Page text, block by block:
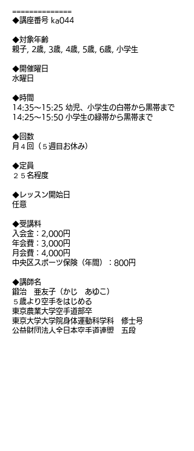
==============
◆講座番号 ka044
◆対象年齢
親子, 2歳, 3歳, 4歳, 5歳, 6歳, 小学生
◆開催曜日
水曜日
◆時間
14:35〜15:25 幼児、小学生の白帯から黒帯まで
14:25〜15:50 小学生の緑帯から黒帯まで
◆回数
月４回（５週目お休み）
◆定員
２５名程度
◆レッスン開始日
任意
◆受講料
入会金：2,000円
年会費：3,000円
月会費：4,000円
中央区スポーツ保険（年間）：800円
◆講師名
鍛治 亜友子（かじ あゆこ）
５歳より空手をはじめる
東京農業大学空手道部卒
東京大学大学院身体運動科学科 修士号
公益財団法人全日本空手道連盟 五段